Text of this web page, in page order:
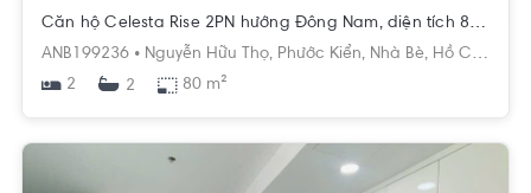
Căn hộ Celesta Rise 2PN hướng Đông Nam, diện tích 80 m²
ANB199236 • Nguyễn Hữu Thọ, Phước Kiển, Nhà Bè, Hồ Chí Minh
2
2 80 m²